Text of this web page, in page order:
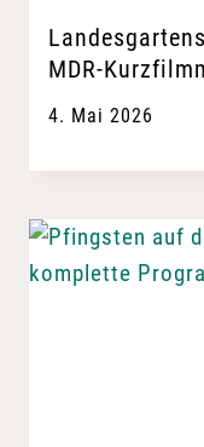
MDR-
4. Mai 2026